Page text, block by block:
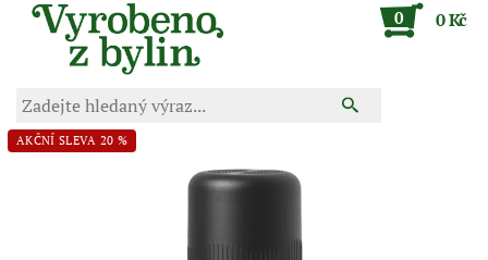
0 0 Kč
AKČNÍ SLEVA 20 %